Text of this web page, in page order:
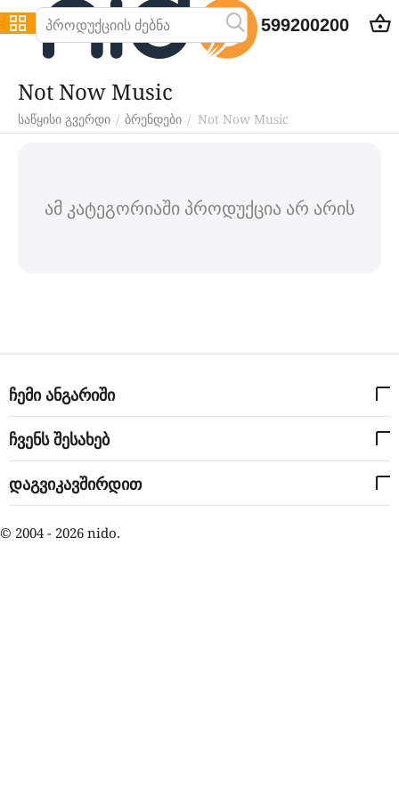
599200200
Not Now Music​
საწყისი გვერდი / ბრენდები / Not Now Music​
ამ კატეგორიაში პროდუქცია არ არის
ჩემი ანგარიში
ჩვენს შესახებ
დაგვიკავშირდით
© 2004 - 2026 nido.